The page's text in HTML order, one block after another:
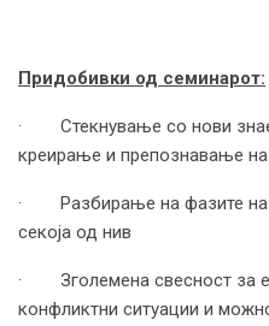
Придобивки од семинарот:
· Стекнување со нови
креирање и препознавање
· Разбирање на фазите на
секоја од нив
· Зголемена свесност за
конфликтни ситуации и